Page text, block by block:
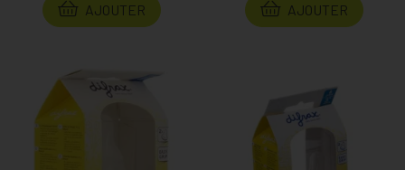
AJOUTER
AJOUTER